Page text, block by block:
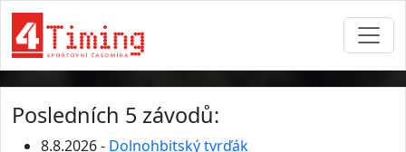
Posledních 5 závodů:
8.8.2026 - Dolnohbitský tvrďák